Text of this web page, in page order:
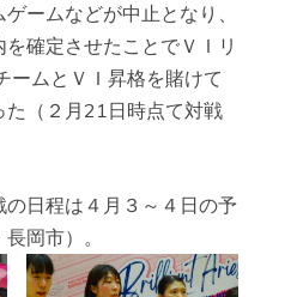
ームなどが中止となり、
確定させたことでＶＩリ
ームとＶＩ昇格を賭けて
た（２月21日時点て対戦
日程は４月３～４日の予
岡市）。